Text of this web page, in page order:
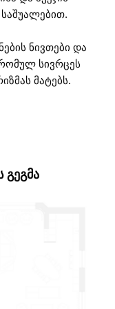
ნივთები და
სივრცეს
მატებს.